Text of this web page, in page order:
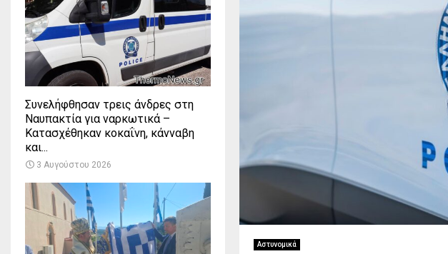
Αστυνομικά
Συνελήφθησαν τρεις άνδρες στη
Ναυπακτία για ναρκωτικά –
Κατασχέθηκαν κοκαΐνη, κάνναβη
και...
3 Αυγούστου 2026